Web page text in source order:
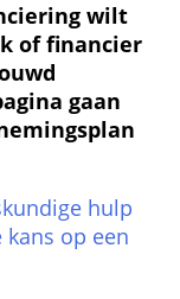
wilt
of financier
gaan
hulp
op een